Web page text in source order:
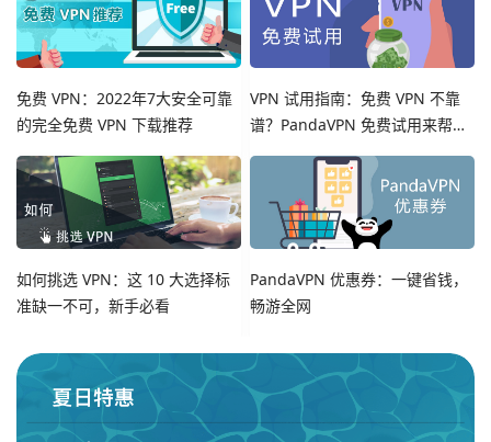
免费 VPN：2022年7大安全可靠
的完全免费 VPN 下载推荐
VPN 试用指南：免费 VPN 不靠
谱？PandaVPN 免费试用来帮
您！
如何挑选 VPN：这 10 大选择标
准缺一不可，新手必看
PandaVPN 优惠券：一键省钱，
畅游全网